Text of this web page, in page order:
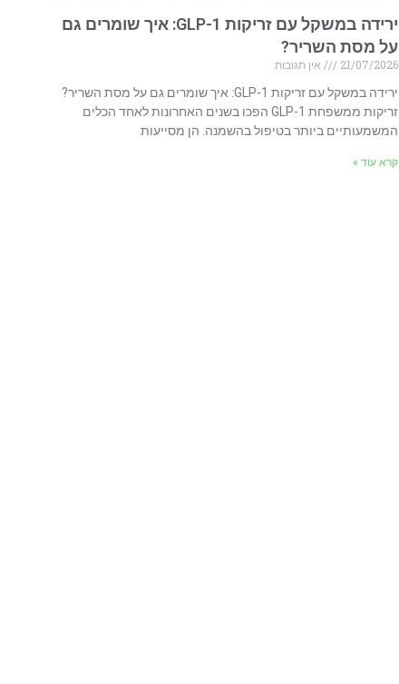
ירידה במשקל עם זריקות GLP-1: איך שומרים גם
על מסת השריר?
21/07/2026
אין תגובות
ירידה במשקל עם זריקות GLP-1: איך שומרים גם על מסת השריר?
זריקות ממשפחת GLP-1 הפכו בשנים האחרונות לאחד הכלים
המשמעותיים ביותר בטיפול בהשמנה. הן מסייעות
קרא עוד »